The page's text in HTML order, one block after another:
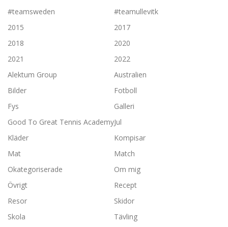
#teamsweden
#teamullevitk
2015
2017
2018
2020
2021
2022
Alektum Group
Australien
Bilder
Fotboll
Fys
Galleri
Good To Great Tennis AcademyJul
Kläder
Kompisar
Mat
Match
Okategoriserade
Om mig
Övrigt
Recept
Resor
Skidor
Skola
Tävling